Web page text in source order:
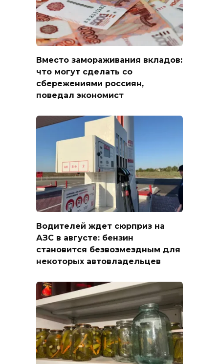
Вместо замораживания вкладов:
что могут сделать со
сбережениями россиян,
поведал экономист
Водителей ждет сюрприз на
АЗС в августе: бензин
становится безвозмездным для
некоторых автовладельцев